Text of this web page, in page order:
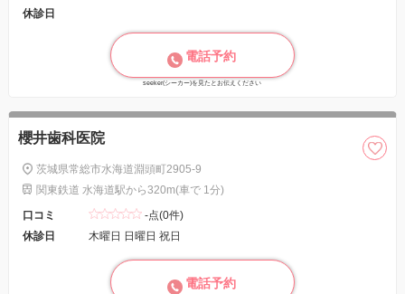
休診日
電話予約
seeker(シーカー)を見たとお伝えください
櫻井歯科医院
茨城県常総市水海道淵頭町2905-9
関東鉄道 水海道駅から320m(車で 1分)
口コミ
-点(0件)
休診日
木曜日 日曜日 祝日
電話予約